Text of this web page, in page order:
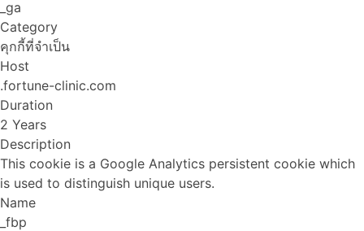
_ga
Category
คุกกี้ที่จำเป็น
Host
.fortune-clinic.com
Duration
2 Years
Description
This cookie is a Google Analytics persistent cookie which
is used to distinguish unique users.
Name
_fbp